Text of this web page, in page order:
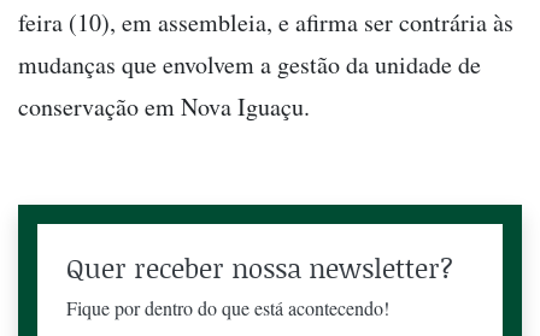
feira (10), em assembleia, e afirma ser contrária às
mudanças que envolvem a gestão da unidade de
conservação em Nova Iguaçu.
Quer receber nossa newsletter?
Fique por dentro do que está acontecendo!